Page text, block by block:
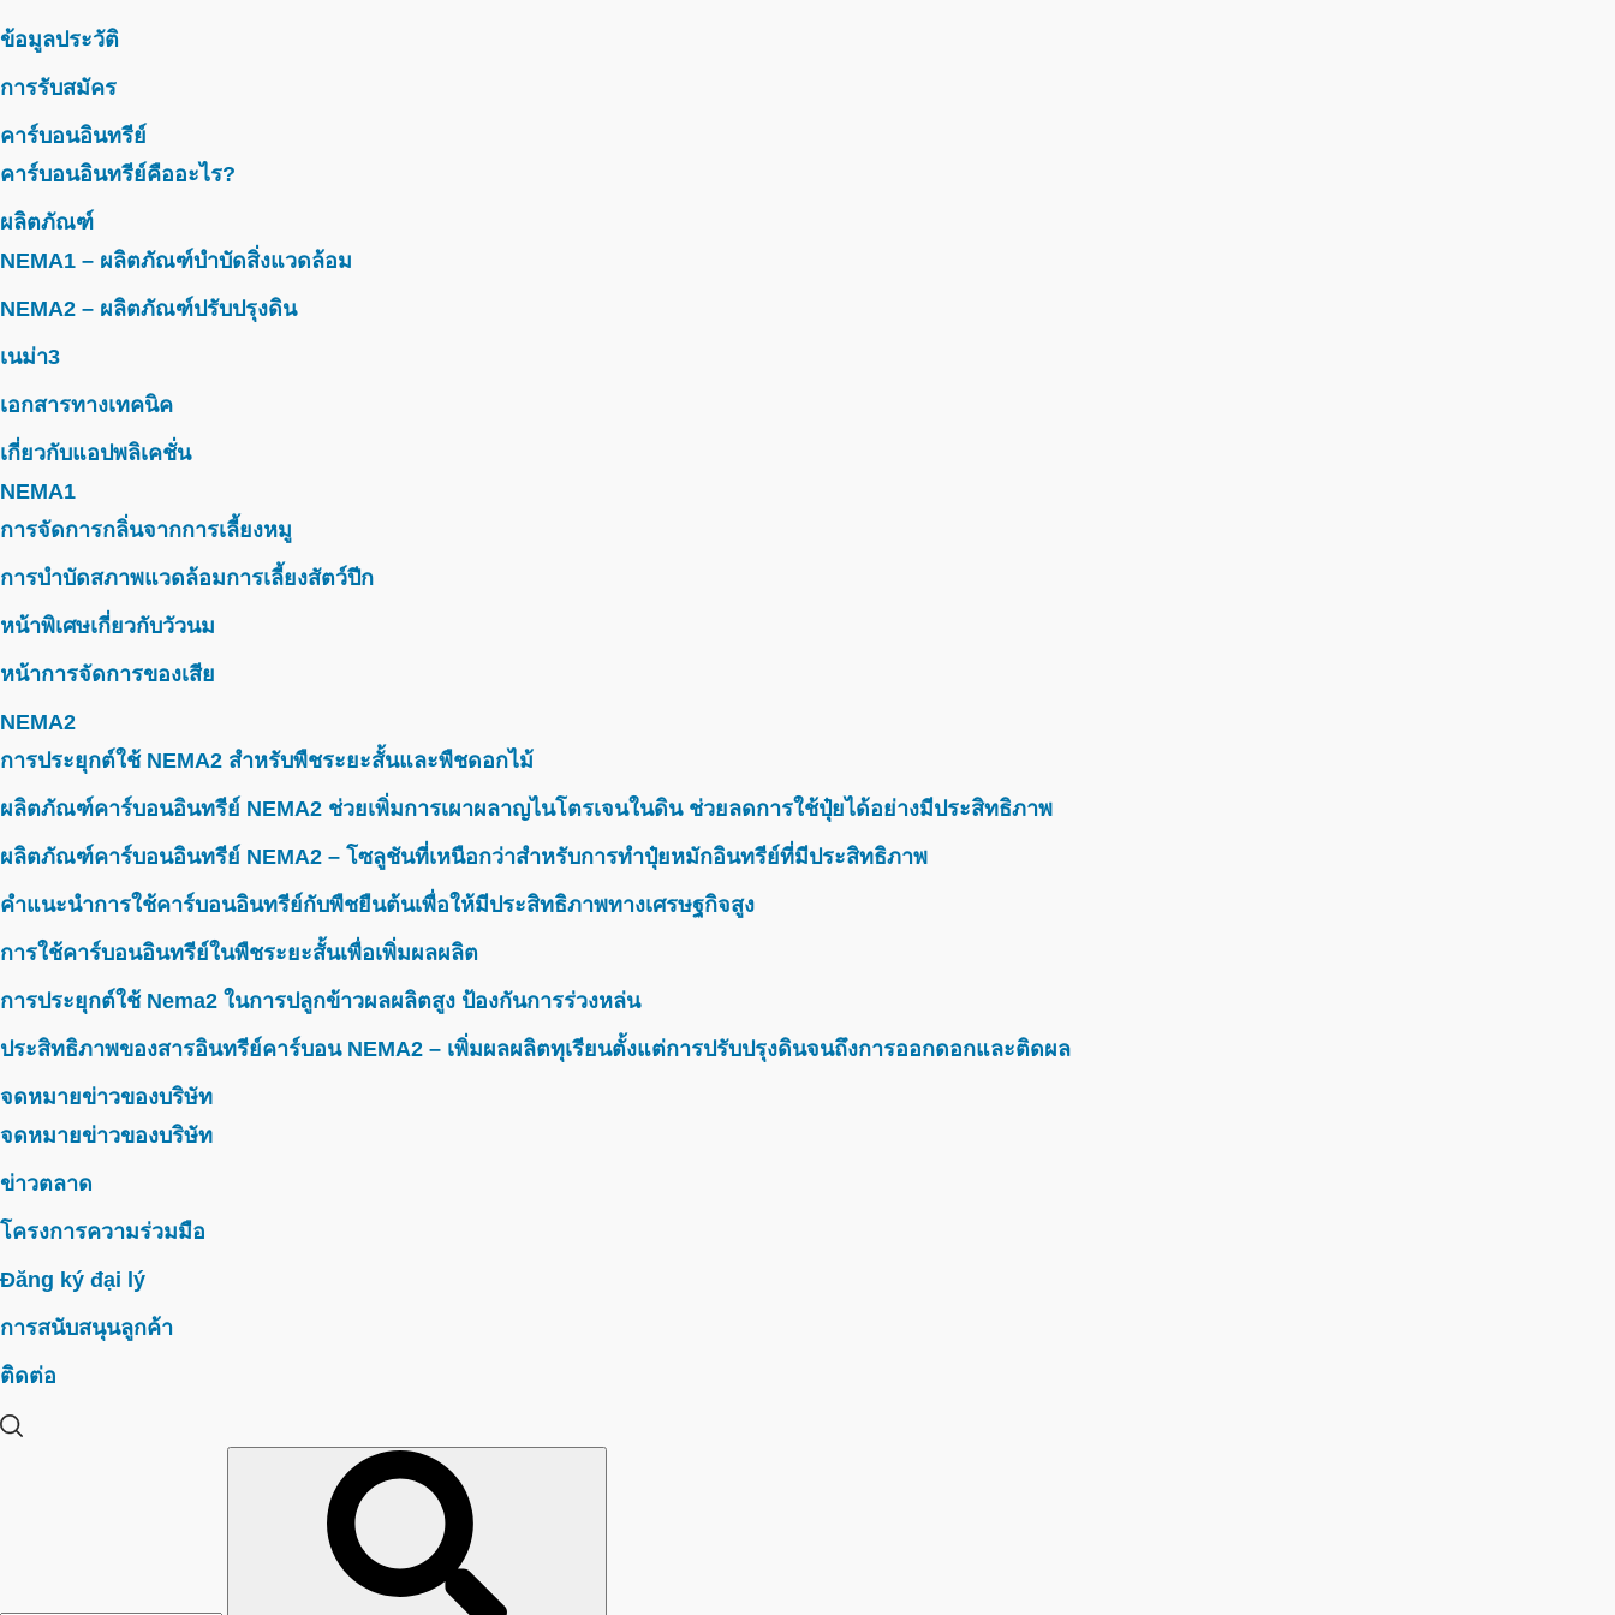
ข้อมูลประวัติ
การรับสมัคร
คาร์บอนอินทรีย์
คาร์บอนอินทรีย์คืออะไร?
ผลิตภัณฑ์
NEMA1 – ผลิตภัณฑ์บำบัดสิ่งแวดล้อม
NEMA2 – ผลิตภัณฑ์ปรับปรุงดิน
เนม่า3
เอกสารทางเทคนิค
เกี่ยวกับแอปพลิเคชั่น
NEMA1
การจัดการกลิ่นจากการเลี้ยงหมู
การบำบัดสภาพแวดล้อมการเลี้ยงสัตว์ปีก
หน้าพิเศษเกี่ยวกับวัวนม
หน้าการจัดการของเสีย
NEMA2
การประยุกต์ใช้ NEMA2 สำหรับพืชระยะสั้นและพืชดอกไม้
ผลิตภัณฑ์คาร์บอนอินทรีย์ NEMA2 ช่วยเพิ่มการเผาผลาญไนโตรเจนในดิน ช่วยลดการใช้ปุ๋ยได้อย่างมีประสิทธิภาพ
ผลิตภัณฑ์คาร์บอนอินทรีย์ NEMA2 – โซลูชันที่เหนือกว่าสำหรับการทำปุ๋ยหมักอินทรีย์ที่มีประสิทธิภาพ
คำแนะนำการใช้คาร์บอนอินทรีย์กับพืชยืนต้นเพื่อให้มีประสิทธิภาพทางเศรษฐกิจสูง
การใช้คาร์บอนอินทรีย์ในพืชระยะสั้นเพื่อเพิ่มผลผลิต
การประยุกต์ใช้ Nema2 ในการปลูกข้าวผลผลิตสูง ป้องกันการร่วงหล่น
ประสิทธิภาพของสารอินทรีย์คาร์บอน NEMA2 – เพิ่มผลผลิตทุเรียนตั้งแต่การปรับปรุงดินจนถึงการออกดอกและติดผล
จดหมายข่าวของบริษัท
จดหมายข่าวของบริษัท
ข่าวตลาด
โครงการความร่วมมือ
Đăng ký đại lý
การสนับสนุนลูกค้า
ติดต่อ